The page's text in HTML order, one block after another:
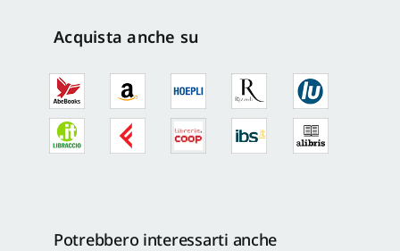
dei
quantità
Acquista anche su
Potrebbero interessarti anche